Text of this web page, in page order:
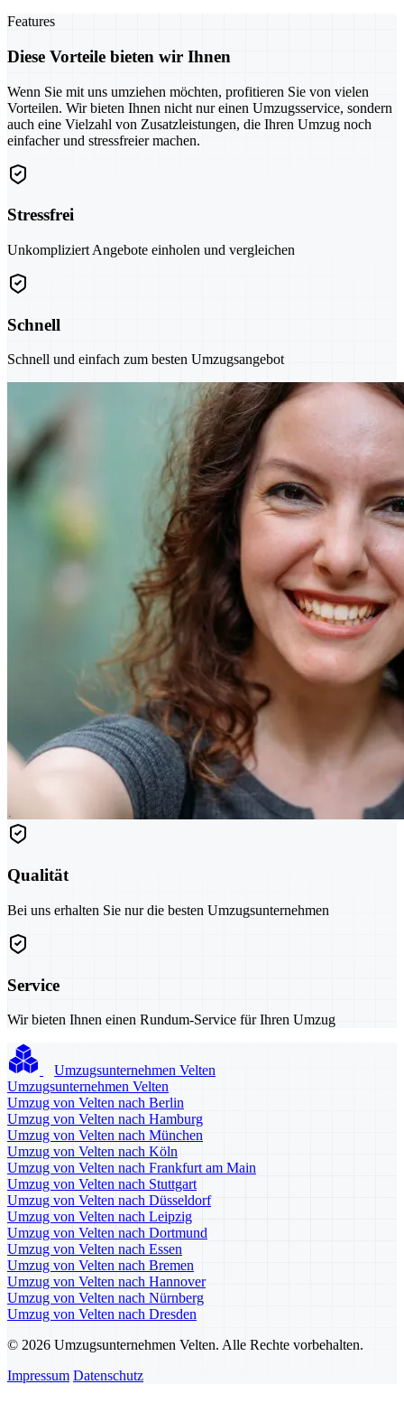
Features
Diese Vorteile bieten wir Ihnen
Wenn Sie mit uns umziehen möchten, profitieren Sie von vielen
Vorteilen. Wir bieten Ihnen nicht nur einen Umzugsservice, sondern
auch eine Vielzahl von Zusatzleistungen, die Ihren Umzug noch
einfacher und stressfreier machen.
Stressfrei
Unkompliziert Angebote einholen und vergleichen
Schnell
Schnell und einfach zum besten Umzugsangebot
Qualität
Bei uns erhalten Sie nur die besten Umzugsunternehmen
Service
Wir bieten Ihnen einen Rundum-Service für Ihren Umzug
Umzugsunternehmen Velten
Umzugsunternehmen Velten
Umzug von Velten nach Berlin
Umzug von Velten nach Hamburg
Umzug von Velten nach München
Umzug von Velten nach Köln
Umzug von Velten nach Frankfurt am Main
Umzug von Velten nach Stuttgart
Umzug von Velten nach Düsseldorf
Umzug von Velten nach Leipzig
Umzug von Velten nach Dortmund
Umzug von Velten nach Essen
Umzug von Velten nach Bremen
Umzug von Velten nach Hannover
Umzug von Velten nach Nürnberg
Umzug von Velten nach Dresden
© 2026 Umzugsunternehmen Velten. Alle Rechte vorbehalten.
Impressum Datenschutz